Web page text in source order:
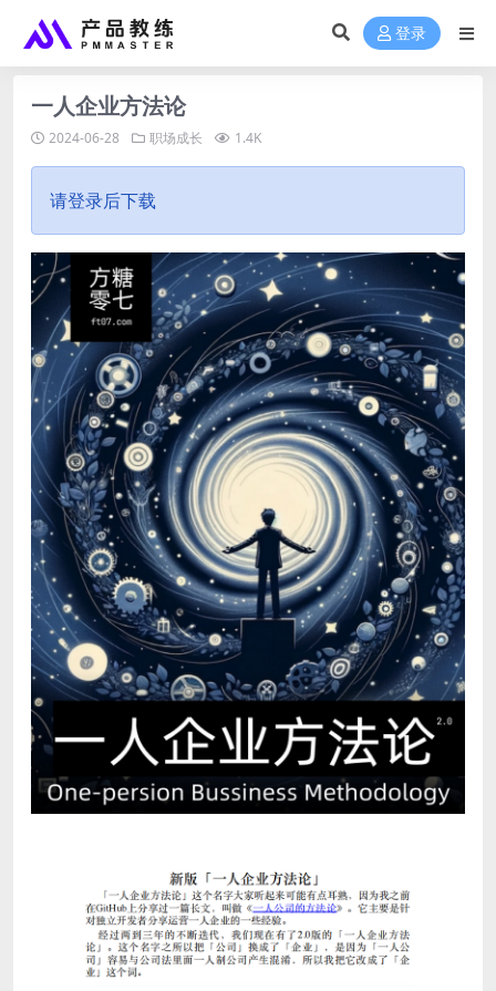
登录
一人企业方法论
2024-06-28 职场成长 1.4K
请登录后下载